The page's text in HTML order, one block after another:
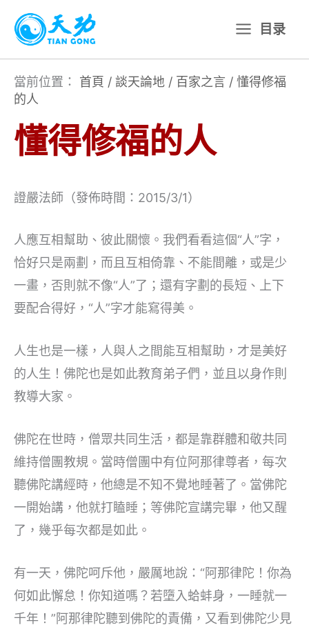
主
目录
當前位置： 首頁 / 談天論地 / 百家之言 / 懂得修福
的人
懂得修福的人
證嚴法師（發佈時間：2015/3/1）
人應互相幫助、彼此關懷。我們看看這個“人”字，
恰好只是兩劃，而且互相倚靠、不能間離，或是少
一畫，否則就不像“人”了；還有字劃的長短、上下
要配合得好，“人”字才能寫得美。
人生也是一樣，人與人之間能互相幫助，才是美好
的人生！佛陀也是如此教育弟子們，並且以身作則
教導大家。
佛陀在世時，僧眾共同生活，都是靠群體和敬共同
維持僧團教規。當時僧團中有位阿那律尊者，每次
聽佛陀講經時，他總是不知不覺地睡著了。當佛陀
一開始講，他就打瞌睡；等佛陀宣講完畢，他又醒
了，幾乎每次都是如此。
有一天，佛陀呵斥他，嚴厲地說：“阿那律陀！你為
何如此懈怠！你知道嗎？若墮入蛤蚌身，一睡就一
千年！”阿那律陀聽到佛陀的責備，又看到佛陀少見